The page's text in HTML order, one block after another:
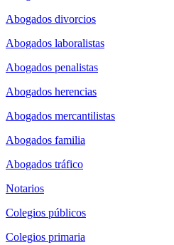
Abogados divorcios
Abogados laboralistas
Abogados penalistas
Abogados herencias
Abogados mercantilistas
Abogados familia
Abogados tráfico
Notarios
Colegios públicos
Colegios primaria